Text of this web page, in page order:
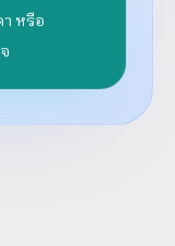
า หรือ